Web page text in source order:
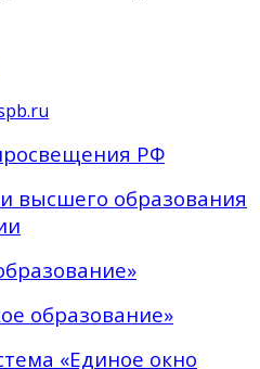
РФ
высшего образования
образование»
«Единое окно